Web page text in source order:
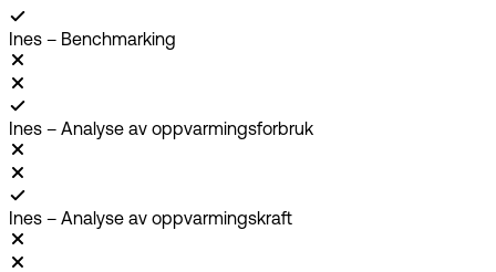
Ines – Benchmarking
Ines – Analyse av oppvarmingsforbruk
Ines – Analyse av oppvarmingskraft